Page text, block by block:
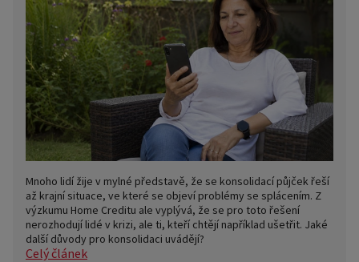
Mnoho lidí žije v mylné představě, že se konsolidací půjček řeší
až krajní situace, ve které se objeví problémy se splácením. Z
výzkumu Home Creditu ale vyplývá, že se pro toto řešení
nerozhodují lidé v krizi, ale ti, kteří chtějí například ušetřit. Jaké
další důvody pro konsolidaci uvádějí?
Celý článek